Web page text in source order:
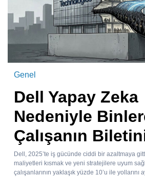
Genel
Dell Yapay Zeka
Nedeniyle
Çalışanın
Dell, 2025’te iş gücünde ciddi bir azaltmaya
maliyetleri kısmak ve yeni stratejilere uyum
çalışanlarının yaklaşık yüzde 10’u ile yollarını